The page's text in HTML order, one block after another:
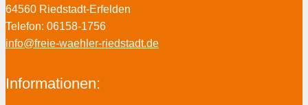
64560 Riedstadt-Erfelden
Telefon: 06158-1756
info@freie-waehler-riedstadt.de
Informationen: